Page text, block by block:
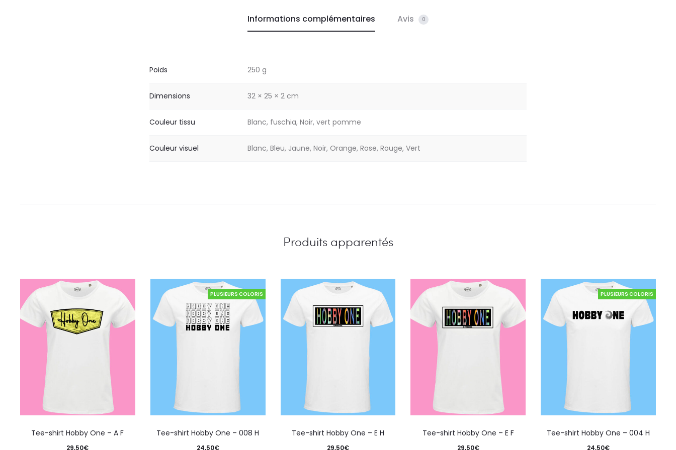
Informations complémentaires Avis 0
Poids 250 g
Dimensions 32 × 25 × 2 cm
Couleur tissu Blanc, fuschia, Noir, vert pomme
Couleur visuel Blanc, Bleu, Jaune, Noir, Orange, Rose, Rouge, Vert
Produits apparentés
Tee-shirt Hobby One – A F
29,50€
PLUSIEURS COLORIS
Tee-shirt Hobby One – 008 H
24,50€
Tee-shirt Hobby One – E H
29,50€
Tee-shirt Hobby One – E F
29,50€
PLUSIEURS COLORIS
Tee-shirt Hobby One – 004 H
24,50€